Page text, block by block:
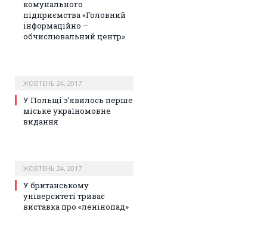
комунального
підприємства «Головний
інформаційно –
обчислювальний центр»
ЖОВТЕНЬ 24, 2017
У Польщі з’явилось перше
міське україномовне
видання
ЖОВТЕНЬ 24, 2017
У британському
університеті триває
виставка про «ленінопад»